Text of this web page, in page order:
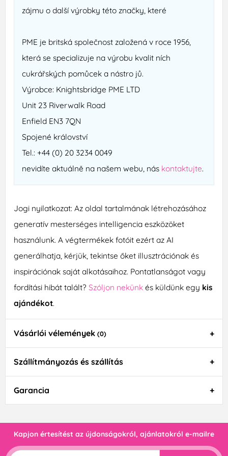
zájmu o další výrobky této značky, které
PME je britská společnost založená v roce 1956,
která se specializuje na výrobu kvalit ních
cukrářských pomůcek a nástro jů.
Výrobce: Knightsbridge PME LTD
Unit 23 Riverwalk Road
Enfield EN3 7QN
Spojené království
Tel.: +44 (0) 20 3234 0049
nevidíte aktuálně na našem webu, nás kontaktujte.
Jogi nyilatkozat: Az oldal tartalmának létrehozásához
generatív mesterséges intelligencia eszközöket
használunk. A végtermékek fotóit ezért az AI
generálhatja, kérjük, tekintse őket illusztrációnak és
inspirációnak saját alkotásaihoz. Pontatlanságot vagy
fordítási hibát talált? Szóljon nekünkés küldünk egy kis
ajándékot.
Vásárlói vélemények (0)
Szállítmányozás és szállítás
Garancia
Kapjon értesítést az újdonságokról, ajánlatokról e-mailre